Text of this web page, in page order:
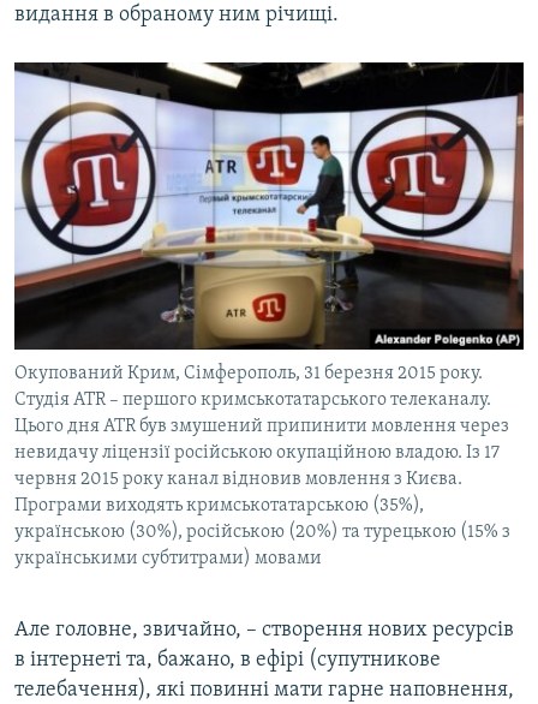
видання в обраному ним річищі.
Окупований Крим, Сімферополь, 31 березня 2015 року.
Студія ATR – першого кримськотатарського телеканалу.
Цього дня ATR був змушений припинити мовлення через
невидачу ліцензії російською окупаційною владою. Із 17
червня 2015 року канал відновив мовлення з Києва.
Програми виходять кримськотатарською (35%),
українською (30%), російською (20%) та турецькою (15% з
українськими субтитрами) мовами
Але головне, звичайно, – створення нових ресурсів
в інтернеті та, бажано, в ефірі (супутникове
телебачення), які повинні мати гарне наповнення,